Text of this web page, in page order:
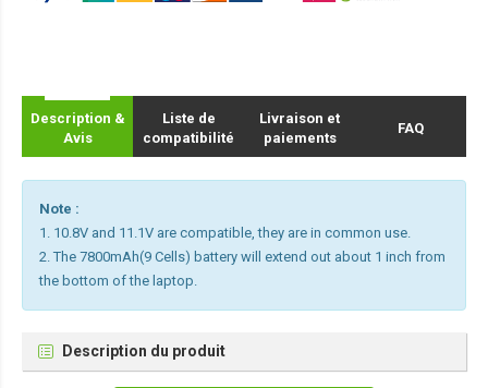
Description &
Avis
Liste de
compatibilité
Livraison et
paiements
FAQ
Note :
1. 10.8V and 11.1V are compatible, they are in common use.
2. The 7800mAh(9 Cells) battery will extend out about 1 inch from
the bottom of the laptop.
Description du produit